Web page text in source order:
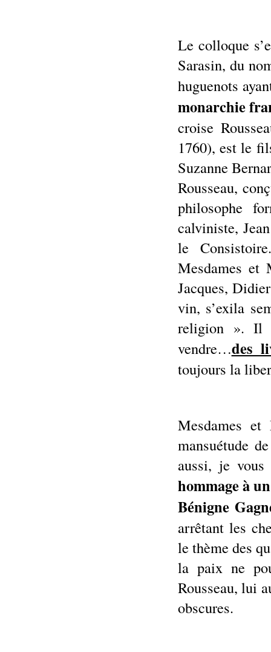
Le colloque
Sarasin, du
huguenots
monarchie
croise
1760), est le
Suzanne
Rousseau,
philosophe
calviniste,
le
Mesdames et
Jacques,
vin, s’exila
religion ». Il
vendre…des
toujours la
Mesdames
mansuétude
aussi, je
hommage à
Bénigne
arrêtant les
le thème des
la paix ne
Rousseau, lui
obscures.